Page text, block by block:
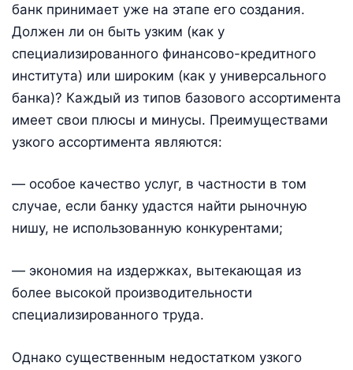
банк принимает уже на этапе его создания.
Должен ли он быть узким (как у
специализированного финансово-кредитного
института) или широким (как у универсального
банка)? Каждый из типов базового ассортимента
имеет свои плюсы и минусы. Преимуществами
узкого ассортимента являются:
— особое качество услуг, в частности в том
случае, если банку удастся найти рыночную
нишу, не использованную конкурентами;
— экономия на издержках, вытекающая из
более высокой производительности
специализированного труда.
Однако существенным недостатком узкого